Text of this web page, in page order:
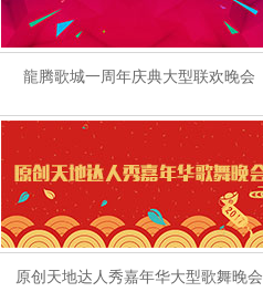
龍腾歌城一周年庆典大型联欢晚会
原创天地达人秀嘉年华大型歌舞晚会